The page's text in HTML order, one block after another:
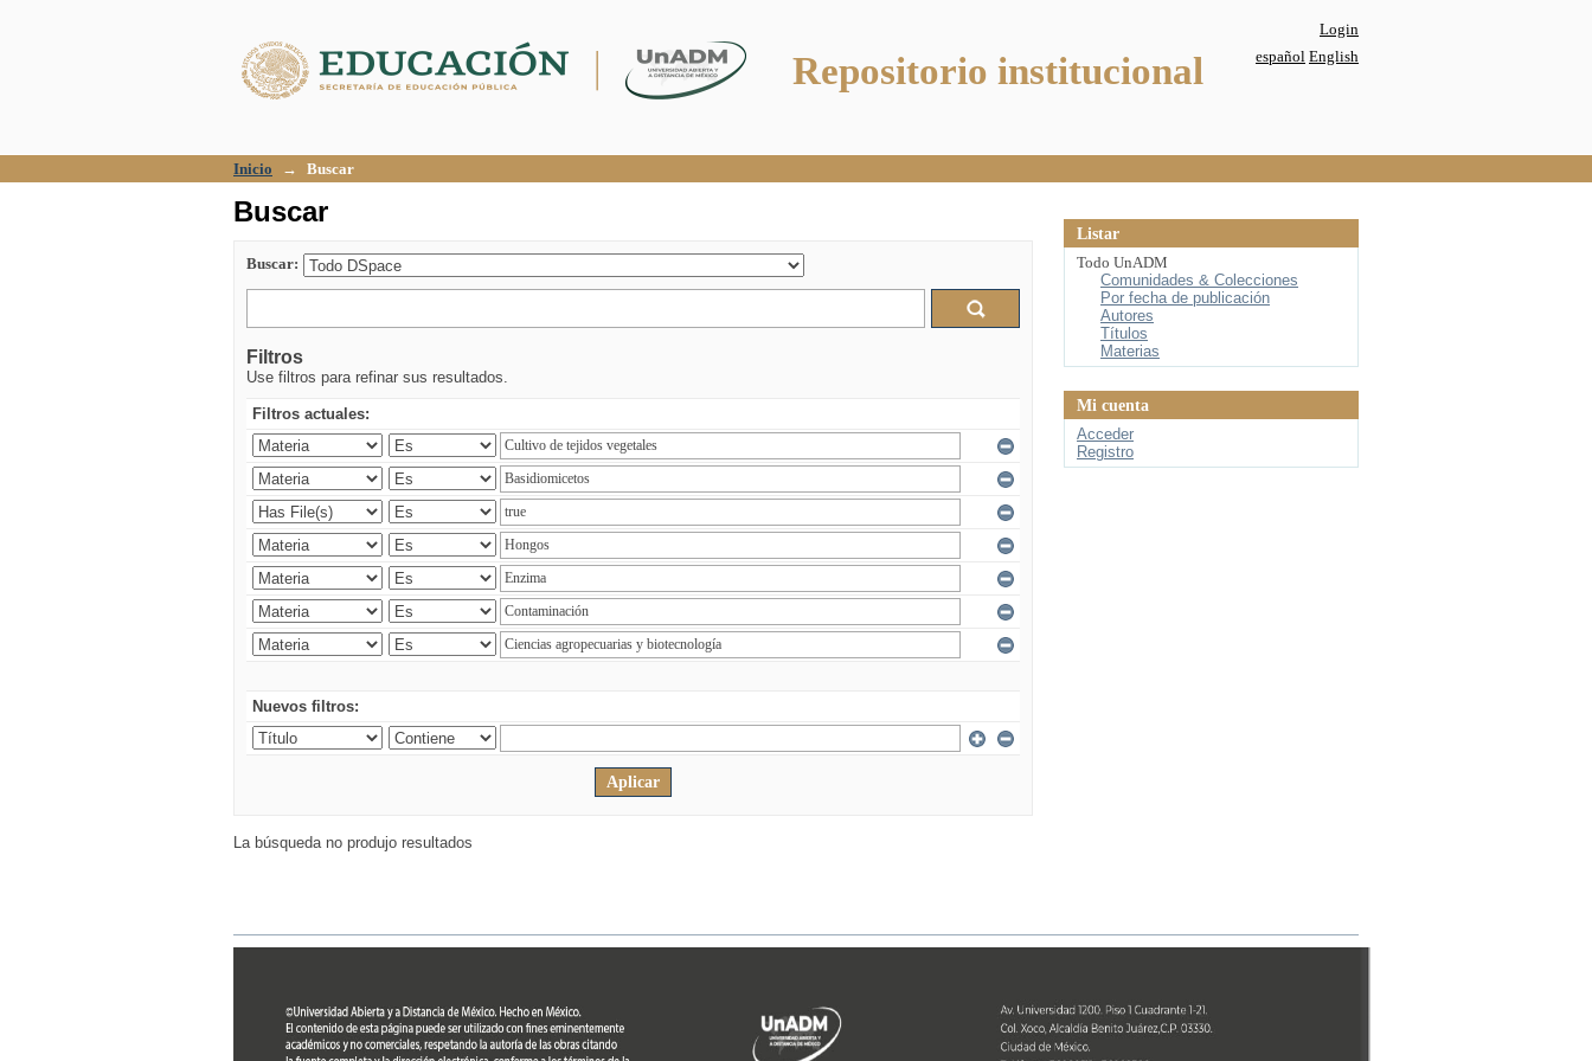
Repositorio institucional
Login
español English
Inicio → Buscar
Buscar
Buscar:
Filtros
Use filtros para refinar sus resultados.
Filtros actuales:
Nuevos filtros:
La búsqueda no produjo resultados
Listar
Todo UnADM
Comunidades & Colecciones
Por fecha de publicación
Autores
Títulos
Materias
Mi cuenta
Acceder
Registro